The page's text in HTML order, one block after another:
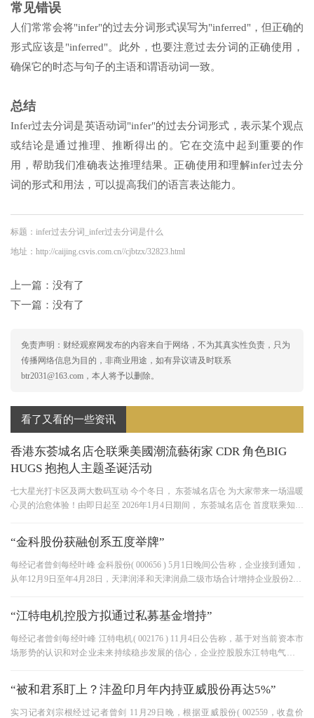
常见错误
人们常常会将"infer"的过去分词形式误写为"inferred"，但正确的
形式应该是"inferred"。此外，也要注意过去分词的正确使用，
确保它的时态与句子的主语和谓语动词一致。
总结
Infer过去分词是英语动词"infer"的过去分词形式，表示某个观点
或结论是通过推理、推断得出的。它在交流中起到重要的作
用，帮助我们准确表达推理结果。正确使用和理解infer过去分
词的形式和用法，可以提高我们的语言表达能力。
标题：infer过去分词_infer过去分词是什么
地址：http://caijing.csvis.com.cn//cjbtzx/32823.html
上一篇：没有了
下一篇：没有了
免责声明：财经观察网发布的内容来自于网络，不为其真实性负责，只为
传播网络信息为目的，非商业用途，如有异议请及时联系
btr2031@163.com，本人将予以删除。
看了又看的一些资讯
香港东荟城名店仓联乘美國潮流藝術家 CDR 角色BIG
HUGS 抱抱人主题圣诞活动
七大星光打卡区及两大数码互动 今个冬日， 东荟城名店仓 为大家带来一场温暖
心灵的治愈体验！由即日起至 2026年1月4日期间， 东荟城名店仓 首度联乘知名
“金科股份获融创系五度举牌”
每经记者曾剑每经叶峰 金科股份( 000656 ) 5月1日晚间公告称，企业接到通知，
从年12月9日至年4月28日，天津润泽和天津润鼎二级市场合计增持企业股份2.67
“江特电机控股方拟通过私募基金增持”
每经记者曾剑每经叶峰 江特电机( 002176 ) 11月4日公告称，基于对当前资本市
场形势的认识和对企业未来持续稳步发展的信心，企业控股股东江特电气的主
“被和君系盯上？沣盈印月年内持亚威股份再达5%”
实习记者刘宗根经过记者曾剑 11月29日晚，根据亚威股份( 002559，收盘价